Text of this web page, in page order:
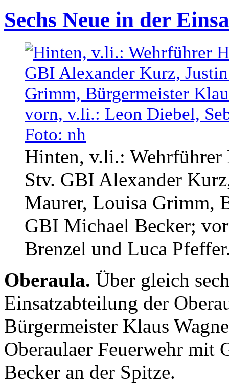
Sechs Neue in der
Hinten, v.li.:
Stv. GBI Alexander
Maurer, Louisa Grimm,
GBI Michael Becker;
Brenzel und Luca
Oberaula. Über gleich
Einsatzabteilung der
Bürgermeister Klaus
Oberaulaer Feuerwehr mit
Becker an der Spitze.